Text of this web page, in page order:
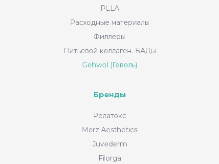
PLLA
Расходные материалы
Филлеры
Питьевой коллаген. БАДы
Gehwol (Геволь)
Бренды
Релатокс
Merz Aesthetics
Juvederm
Filorga